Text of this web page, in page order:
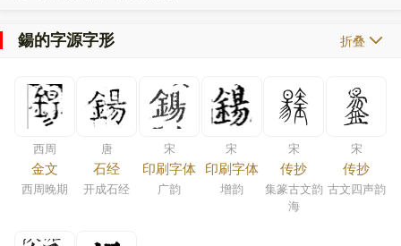
鍚的字源字形 折叠
西周
金文
西周晚期
唐
石经
开成石经
宋
印刷字体
广韵
宋
印刷字体
增韵
宋
传抄
集篆古文韵
海
宋
传抄
古文四声韵